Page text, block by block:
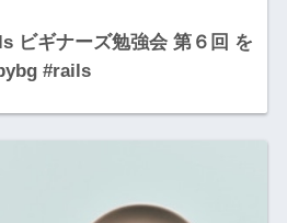
ビギナーズ勉強会 第６回 を
#rails